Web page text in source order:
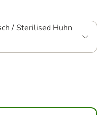
/ Sterilised Huhn